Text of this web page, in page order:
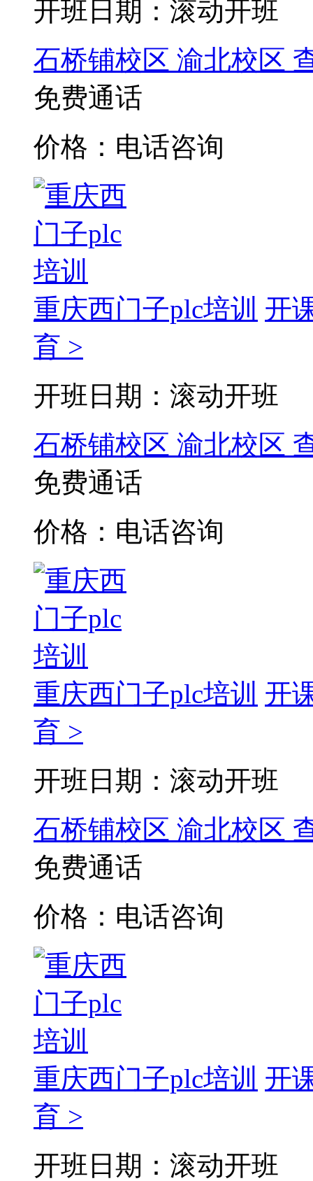
开班日期：滚动开班
石桥铺校区 渝北校区
免费通话
价格：电话咨询
重庆西门子plc培训 开
育 >
开班日期：滚动开班
石桥铺校区 渝北校区
免费通话
价格：电话咨询
重庆西门子plc培训 开
育 >
开班日期：滚动开班
石桥铺校区 渝北校区
免费通话
价格：电话咨询
重庆西门子plc培训 开
育 >
开班日期：滚动开班